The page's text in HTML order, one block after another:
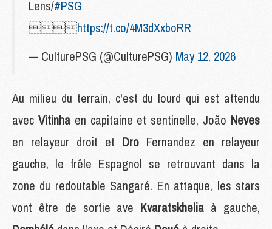
Lens/#PSG
https://t.co/4M3dXxboRR
— CulturePSG (@CulturePSG) May 12, 2026
Au milieu du terrain, c'est du lourd qui est attendu
avec Vitinha en capitaine et sentinelle, João Neves
en relayeur droit et Dro Fernandez en relayeur
gauche, le frêle Espagnol se retrouvant dans la
zone du redoutable Sangaré. En attaque, les stars
vont être de sortie ave Kvaratskhelia à gauche,